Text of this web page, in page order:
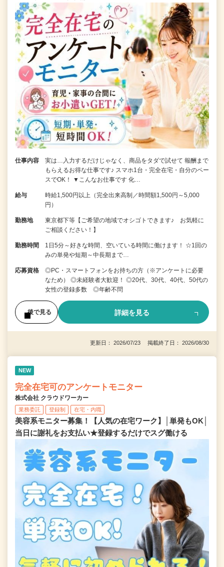
仕事内容
実は…入力するだけじゃなく、商品をタダで試せて 報酬まで
もらえるお得な仕事です♪ スマホ1台・完全在宅・自分のペー
スでOK！ ▼こんなお仕事です 化…
給与
時給1,500円以上（完全出来高制／時間額1,500円～5,000
円）
勤務地
東京都下等【ご希望の地域でオシゴトできます♪ お気軽に
ご相談ください！】
勤務時間
1日5分～好きな時間、空いている時間に働けます！ ☆1回の
みの単発や短期～中長期まで…
応募資格
◎PC・スマートフォンをお持ちの方（※アンケートに必要
なため） ◎未経験者大歓迎！ ◎20代、30代、40代、50代の
女性の登録多数 ◎年齢不問
後で見る 詳細を見る
更新日： 2026/07/23 掲載終了日： 2026/08/30
NEW
完全在宅可のアンケートモニター
株式会社 クラウドワーカー
業務委託 登録制 在宅・内職
美容系モニター募集！【人気の在宅ワーク】│単発もOK│
当日に謝礼をお支払い★登録するだけでスグ働ける